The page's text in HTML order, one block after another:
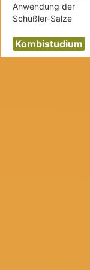
Anwendung der
Schüßler-Salze
Kombistudium